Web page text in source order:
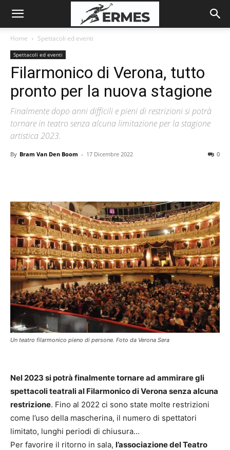
Home Spettacoli ed eventi
Spettacoli ed eventi
Filarmonico di Verona, tutto
pronto per la nuova stagione
Finalmente dopo anni difficili e pieni di restrizioni si potrà
tornare in teatro senza alcuna limitazione per la stagione
artistica 2023.
By Bram Van Den Boom - 17 Dicembre 2022 0
Un teatro filarmonico pieno di persone. Foto da Verona Sera
Nel 2023 si potrà finalmente tornare ad ammirare gli
spettacoli teatrali al Filarmonico di Verona senza alcuna
restrizione. Fino al 2022 ci sono state molte restrizioni
come l’uso della mascherina, il numero di spettatori
limitato, lunghi periodi di chiusura…
Per favorire il ritorno in sala, l’associazione del Teatro